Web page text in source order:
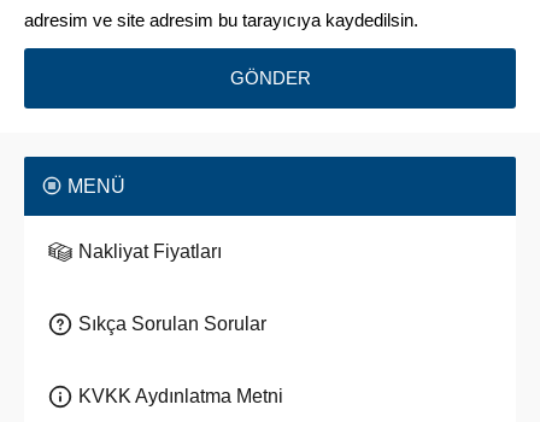
adresim ve site adresim bu tarayıcıya kaydedilsin.
MENÜ
Nakliyat Fiyatları
Sıkça Sorulan Sorular
KVKK Aydınlatma Metni